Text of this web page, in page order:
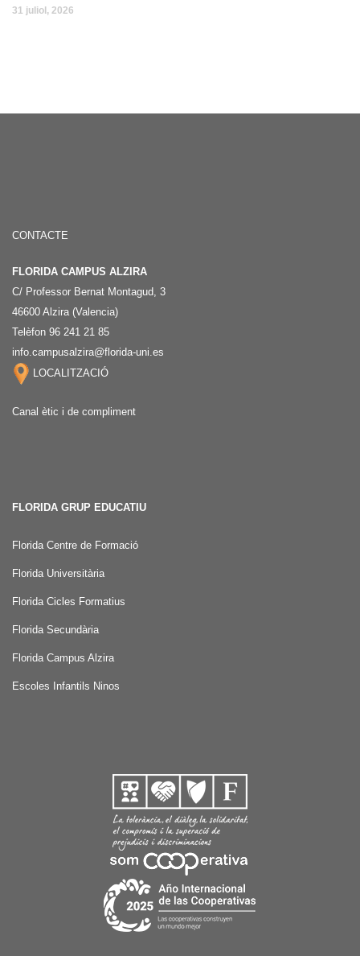
31 juliol, 2026
CONTACTE
FLORIDA CAMPUS ALZIRA
C/ Professor Bernat Montagud, 3
46600 Alzira (Valencia)
Telèfon 96 241 21 85
info.campusalzira@florida-uni.es
LOCALITZACIÓ
Canal ètic i de compliment
FLORIDA GRUP EDUCATIU
Florida Centre de Formació
Florida Universitària
Florida Cicles Formatius
Florida Secundària
Florida Campus Alzira
Escoles Infantils Ninos